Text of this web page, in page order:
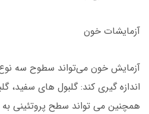
آزمایشات خون
آزمایش‌ خون می‌تواند سطوح سه
اندازه گیری کند: گلبول های سفید،
همچنین می تواند سطح پروتئینی به